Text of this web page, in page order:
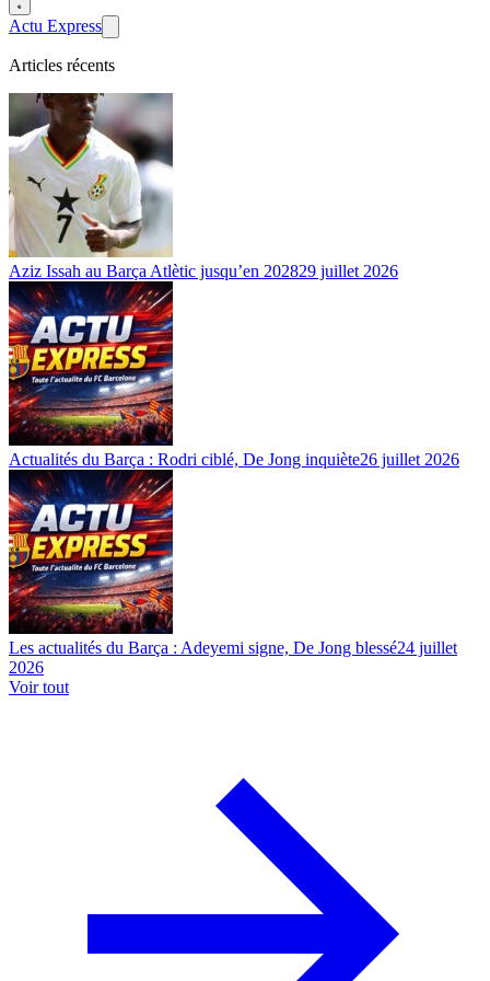
Actu Express
Articles récents
Aziz Issah au Barça Atlètic jusqu’en 202829 juillet 2026
Actualités du Barça : Rodri ciblé, De Jong inquiète26 juillet 2026
Les actualités du Barça : Adeyemi signe, De Jong blessé24 juillet
2026
Voir tout